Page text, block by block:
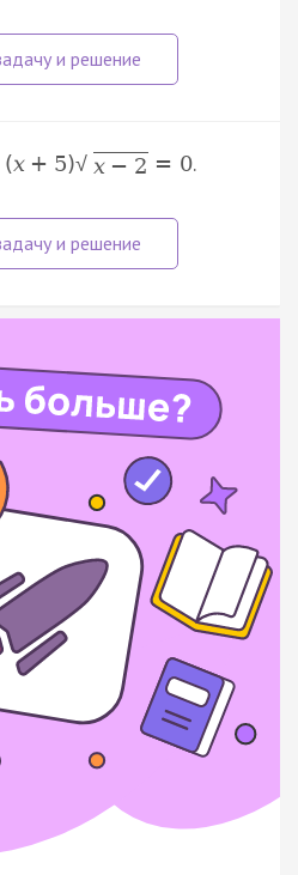
(x + 5)√ x − 2 = 0.